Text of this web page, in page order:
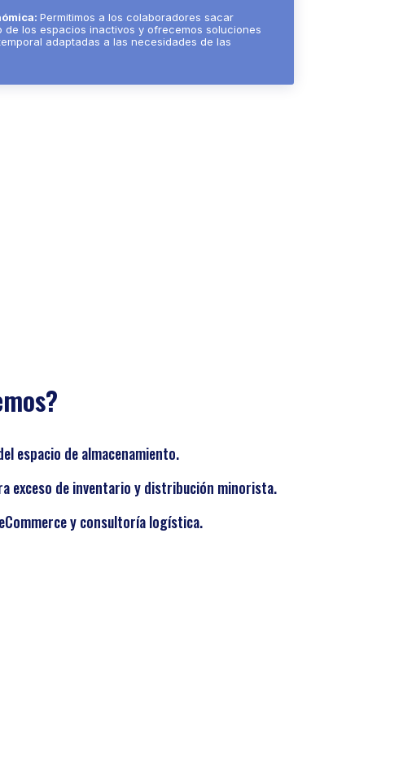
Permitimos a los colaboradores sacar
de los espacios inactivos y ofrecemos soluciones
adaptadas a las necesidades de las
espacio de almacenamiento.
exceso de inventario y distribución minorista.
y consultoría logística.